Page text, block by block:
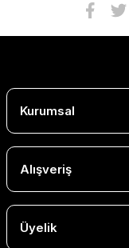
Kurumsal
Alışveriş
Üyelik